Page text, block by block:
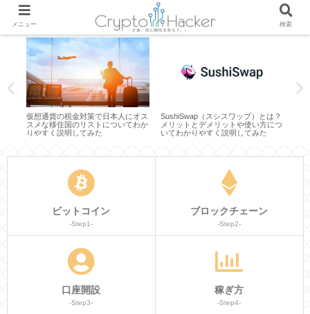
仮想通貨の税金対策で日本人にオス
スメな移住国のリストについてわか
りやすく説明してみた
SushiSwap（スシスワップ）とは？
メリットとデメリットや使い方につ
いてわかりやすく説明してみた
ビットコイン
-Step1-
ブロックチェーン
-Step2-
口座開設
-Step3-
稼ぎ方
-Step4-
メニュー 検索